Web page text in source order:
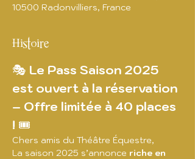
10500 Radonvilliers, France
Histoire
🎭 Le Pass Saison 2025
est ouvert à la réservation
– Offre limitée à 40 places
! 🎟️
Chers amis du Théâtre Équestre,
La saison 2025 s’annonce riche en